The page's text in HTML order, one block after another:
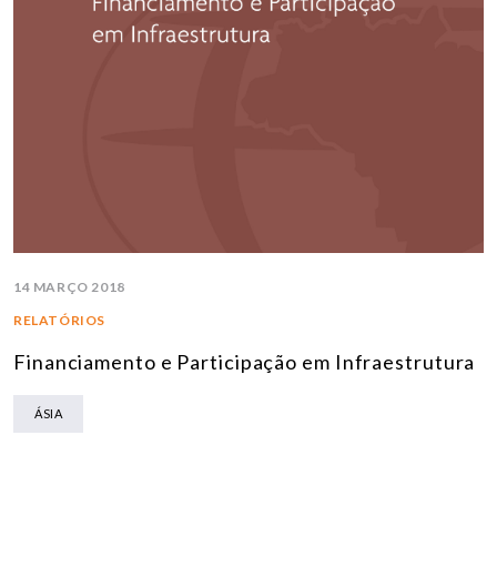
14 MARÇO 2018
RELATÓRIOS
Financiamento e Participação em Infraestrutura
ÁSIA